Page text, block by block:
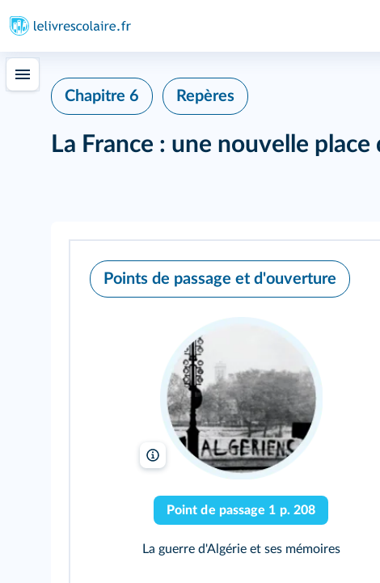
Chapitre 6 Repères
La France : une nouvelle place
Points de passage et d'ouverture
Jean Texier/Anti-K
Point de passage 1 p. 208
La guerre d'Algérie et ses mémoires